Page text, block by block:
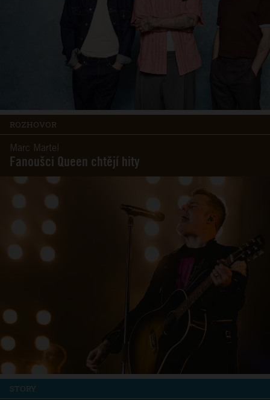
ROZHOVOR
Marc Martel
Fanoušci Queen chtějí hity
STORY